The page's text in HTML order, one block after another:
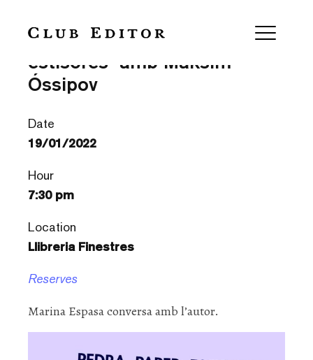
Presentació “Pedra, paper,
estisores” amb Maksim
Óssipov
Date
19/01/2022
Hour
7:30 pm
Location
Llibreria Finestres
Reserves
Marina Espasa conversa amb l’autor.